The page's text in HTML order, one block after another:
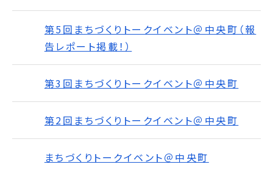
第5回まちづくりトークイベント＠中央町（報
告レポート掲載！）
第3回まちづくりトークイベント＠中央町
第2回まちづくりトークイベント＠中央町
まちづくりトークイベント＠中央町